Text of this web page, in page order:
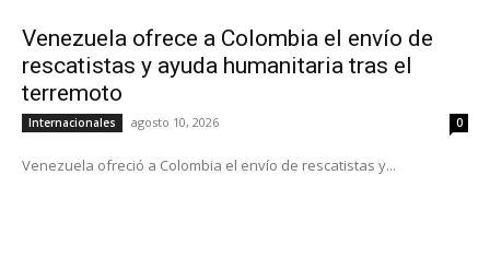
Venezuela ofrece a Colombia el envío de
rescatistas y ayuda humanitaria tras el
terremoto
Internacionales agosto 10, 2026 0
Venezuela ofreció a Colombia el envío de rescatistas y...